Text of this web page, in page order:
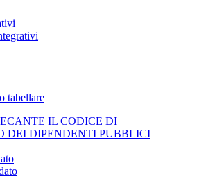
tabellare
IL CODICE DI
DEI DIPENDENTI PUBBLICI